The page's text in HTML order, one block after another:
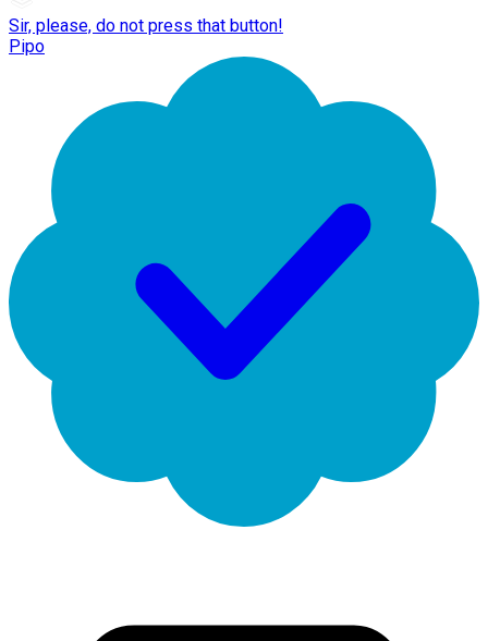
Sir, please, do not press that button!
Pipo